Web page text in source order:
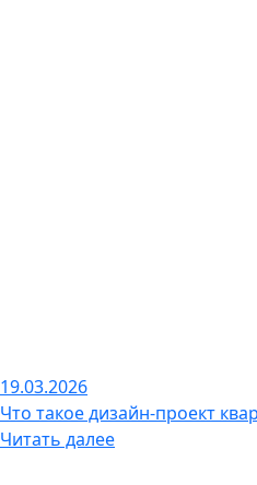
19.03.2026
Что такое дизайн-проект
Читать далее